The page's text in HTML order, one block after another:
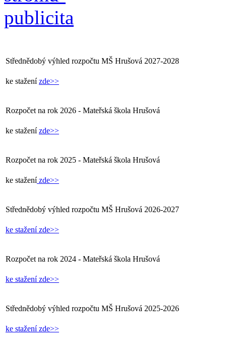
Střednědobý výhled rozpočtu MŠ Hrušová 2027-2028
ke stažení zde>>
Rozpočet na rok 2026 - Mateřská škola Hrušová
ke stažení zde>>
Rozpočet na rok 2025 - Mateřská škola Hrušová
ke stažení zde>>
Střednědobý výhled rozpočtu MŠ Hrušová 2026-2027
ke stažení zde>>
Rozpočet na rok 2024 - Mateřská škola Hrušová
ke stažení zde>>
Střednědobý výhled rozpočtu MŠ Hrušová 2025-2026
ke stažení zde>>